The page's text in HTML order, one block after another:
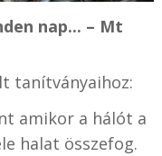
nap... – Mt
tanítványaihoz:
amikor a hálót a
halat összefog.